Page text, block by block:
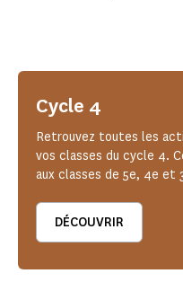
Cycle 4
Retrouvez toutes les
vos classes du cycle 4.
aux classes de 5e, 4e et
DÉCOUVRIR